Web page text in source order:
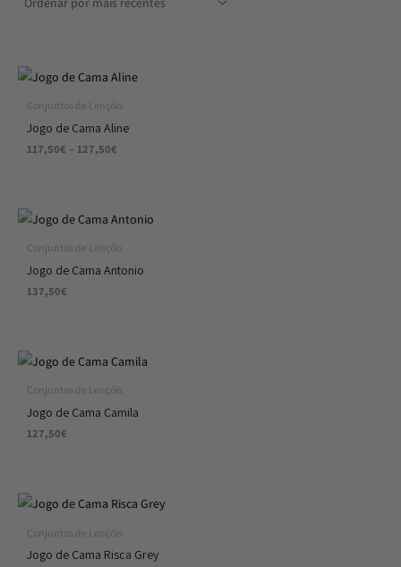
Conjuntos de Lençóis
Jogo de Cama Aline
117,50€ – 127,50€
Price
range:
117,50€
127,50€
Conjuntos de Lençóis
Jogo de Cama Antonio
137,50€
Conjuntos de Lençóis
Jogo de Cama Camila
127,50€
Conjuntos de Lençóis
Jogo de Cama Risca Grey
Price
range:
87,50€
through
127,50€